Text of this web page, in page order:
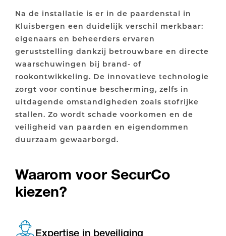
Na de installatie is er in de paardenstal in
Kluisbergen een duidelijk verschil merkbaar:
eigenaars en beheerders ervaren
geruststelling dankzij betrouwbare en directe
waarschuwingen bij brand- of
rookontwikkeling. De innovatieve technologie
zorgt voor continue bescherming, zelfs in
uitdagende omstandigheden zoals stofrijke
stallen. Zo wordt schade voorkomen en de
veiligheid van paarden en eigendommen
duurzaam gewaarborgd.
Waarom voor SecurCo
kiezen?
Expertise in beveiliging